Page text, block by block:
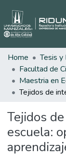
Home
Tesis y
Tejidos
escuela: